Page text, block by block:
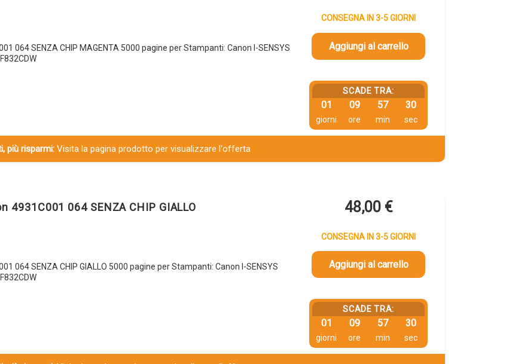
064 SENZA CHIP MAGENTA 5000 pagine per Stampanti: Canon I-SENSYS
CONSEGNA IN 3-5 GIORNI
Aggiungi al carrello
SCADE TRA:
01
giorni
09
ore
57
min
29
sec
più risparmi:Visita la pagina prodotto per visualizzare l'offerta
4931C001 064 SENZA CHIP GIALLO
064 SENZA CHIP GIALLO 5000 pagine per Stampanti: Canon I-SENSYS
48,00 €
CONSEGNA IN 3-5 GIORNI
Aggiungi al carrello
SCADE TRA:
01
giorni
09
ore
57
min
29
sec